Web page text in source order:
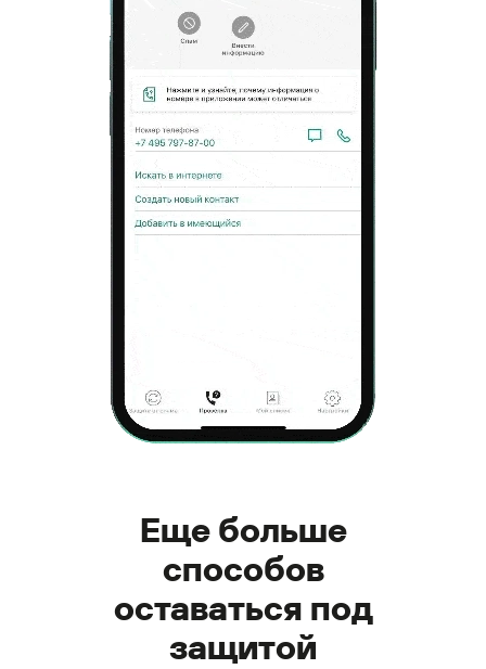
Еще больше
способов
оставаться под
защитой